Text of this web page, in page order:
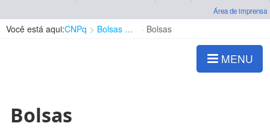
Área de imprensa
Você está aqui:CNPq Bolsas e Auxílios Vigentes Bolsas
MENU
Bolsas